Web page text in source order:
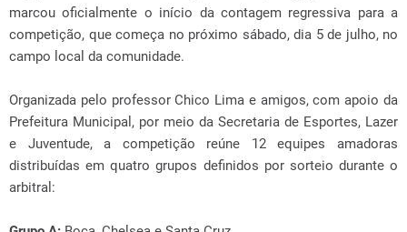
marcou oficialmente o início da contagem regressiva para a
competição, que começa no próximo sábado, dia 5 de julho, no
campo local da comunidade.
Organizada pelo professor Chico Lima e amigos, com apoio da
Prefeitura Municipal, por meio da Secretaria de Esportes, Lazer
e Juventude, a competição reúne 12 equipes amadoras
distribuídas em quatro grupos definidos por sorteio durante o
arbitral: